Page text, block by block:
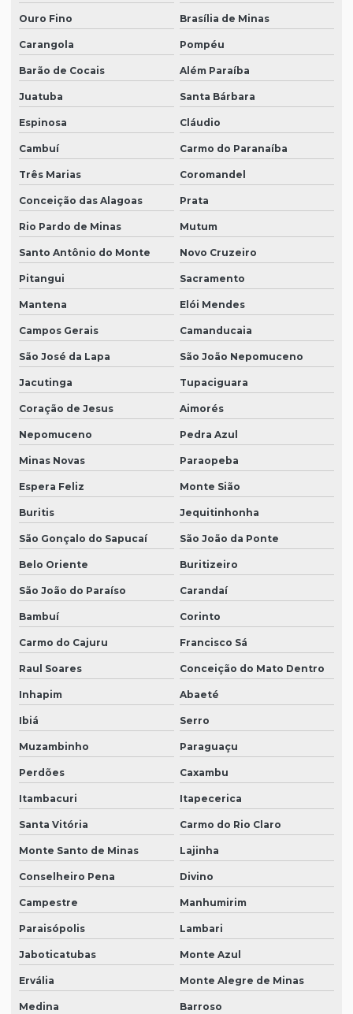
Ouro Fino Brasília de Minas
Carangola Pompéu
Barão de Cocais Além Paraíba
Juatuba Santa Bárbara
Espinosa Cláudio
Cambuí Carmo do Paranaíba
Três Marias Coromandel
Conceição das Alagoas Prata
Rio Pardo de Minas Mutum
Santo Antônio do Monte Novo Cruzeiro
Pitangui Sacramento
Mantena Elói Mendes
Campos Gerais Camanducaia
São José da Lapa São João Nepomuceno
Jacutinga Tupaciguara
Coração de Jesus Aimorés
Nepomuceno Pedra Azul
Minas Novas Paraopeba
Espera Feliz Monte Sião
Buritis Jequitinhonha
São Gonçalo do Sapucaí São João da Ponte
Belo Oriente Buritizeiro
São João do Paraíso Carandaí
Bambuí Corinto
Carmo do Cajuru Francisco Sá
Raul Soares Conceição do Mato Dentro
Inhapim Abaeté
Ibiá Serro
Muzambinho Paraguaçu
Perdões Caxambu
Itambacuri Itapecerica
Santa Vitória Carmo do Rio Claro
Monte Santo de Minas Lajinha
Conselheiro Pena Divino
Campestre Manhumirim
Paraisópolis Lambari
Jaboticatubas Monte Azul
Ervália Monte Alegre de Minas
Medina Barroso